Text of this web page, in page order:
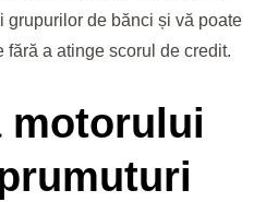
grupurilor de bănci și vă poate
a atinge scorul de credit.
motorului